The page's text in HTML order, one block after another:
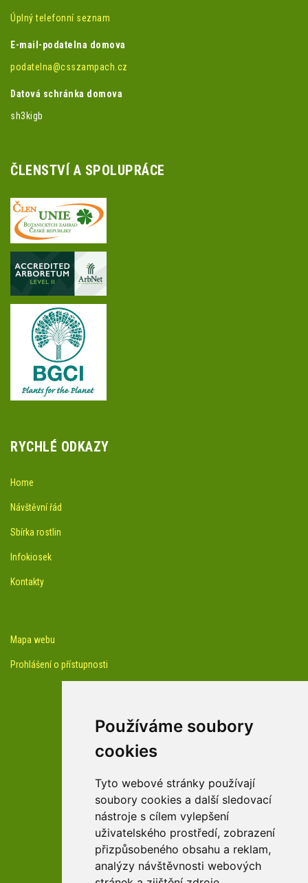
Používáme soubory
cookies
Tyto webové stránky používají
soubory cookies a další sledovací
nástroje s cílem vylepšení
uživatelského prostředí, zobrazení
přizpůsobeného obsahu a reklam,
analýzy návštěvnosti webových
Úplný telefonní seznam
E-mail-podatelna domova
podatelna@csszampach.cz
Datová schránka domova
sh3kigb
ČLENSTVÍ A SPOLUPRÁCE
RYCHLÉ ODKAZY
Home
Návštěvní řád
Sbírka rostlin
Infokiosek
Kontakty
Mapa webu
Prohlášení o přístupnosti
Youtube kanál arboreta